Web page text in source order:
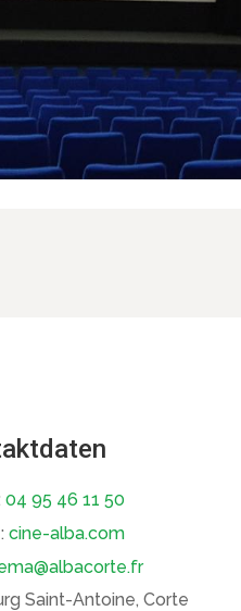
04 95 46 11 50
:cine-alba.com
Saint-Antoine, Corte